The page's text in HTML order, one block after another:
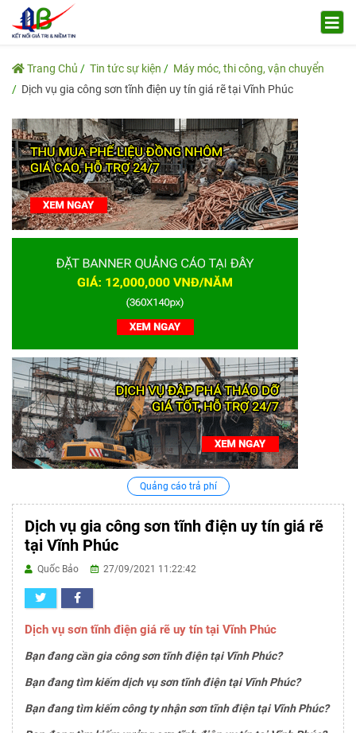
Trang Chủ Tin tức sự kiện
Máy móc, thi công, vận chuyển
Dịch vụ gia công sơn tĩnh điện uy tín giá rẽ tại Vĩnh Phúc
Quảng cáo trả phí
Dịch vụ gia công sơn tĩnh điện uy tín giá rẽ
tại Vĩnh Phúc
Quốc Bảo 27/09/2021 11:22:42
Dịch vụ sơn tĩnh điện giá rẽ uy tín tại Vĩnh Phúc
Bạn đang cần gia công sơn tĩnh điện tại Vĩnh Phúc?
Bạn đang tìm kiếm dịch vụ sơn tĩnh điện tại Vĩnh Phúc?
Bạn đang tìm kiếm công ty nhận sơn tĩnh điện tại Vĩnh Phúc?